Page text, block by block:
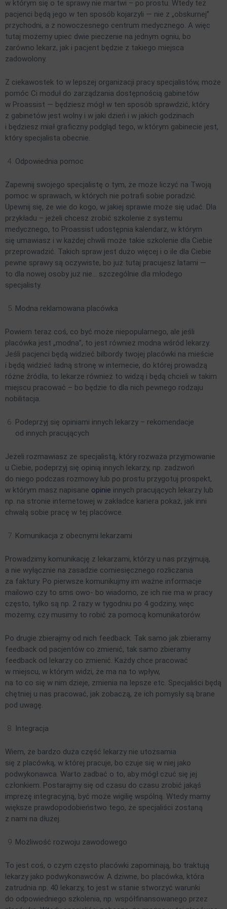
w którym się o te sprawy nie martwi – po prostu. Wtedy też
pacjenci będą jego w ten sposób kojarzyli — nie z „obskurnej”
przychodni, a z nowoczesnego centrum medycznego. A więc
tutaj możemy upiec dwie pieczenie na jednym ogniu, bo
zarówno lekarz, jak i pacjent będzie z takiego miejsca
zadowolony.
Z ciekawostek to w lepszej organizacji pracy specjalistów, może
pomóc Ci moduł do zarządzania dostępnością gabinetów
w Proassist — będziesz mógł w ten sposób sprawdzić, który
z gabinetów jest wolny i w jaki dzień i w jakich godzinach
i będziesz miał graficzny podgląd tego, w którym gabinecie jest,
który specjalista obecnie.
Odpowiednia pomoc
Zapewnij swojego specjalistę o tym, że może liczyć na Twoją
pomoc w sprawach, w których nie potrafi sobie poradzić.
Upewnij się, że wie do kogo, w jakiej sprawie może się udać. Dla
przykładu – jeżeli chcesz zrobić szkolenie z systemu
medycznego, to Proassist udostępnia kalendarz, w którym
się umawiasz i w każdej chwili może takie szkolenie dla Ciebie
przeprowadzić. Takich spraw jest dużo więcej i o ile dla Ciebie
pewne sprawy są oczywiste, bo już tutaj pracujesz latami —
to dla nowej osoby już nie… szczególnie dla młodego
specjalisty.
Modna reklamowana placówka
Powiem teraz coś, co być może niepopularnego, ale jeśli
placówka jest „modna”, to jest również modna wśród lekarzy.
Jeśli pacjenci będą widzieć bilbordy twojej placówki na mieście
i będą widzieć ładną stronę w internecie, do której prowadzą
różne źródła, to lekarze również to widzą i będą chcieli w takim
miejscu pracować – bo będzie to dla nich pewnego rodzaju
nobilitacja.
Podeprzyj się opiniami innych lekarzy – rekomendacje
od innych pracujących
Jeżeli rozmawiasz ze specjalistą, który rozważa przyjmowanie
u Ciebie, podeprzyj się opinią innych lekarzy, np. zadzwoń
do niego podczas rozmowy lub po prostu przygotuj prospekt,
w którym masz napisane opinie innych pracujących lekarzy lub
np. na stronie internetowej w zakładce kariera pokaż, jak inni
chwalą sobie pracę w tej placówce.
Komunikacja z obecnymi lekarzami
Prowadzimy komunikację z lekarzami, którzy u nas przyjmują,
a nie wyłącznie na zasadzie comiesięcznego rozliczania
za faktury. Po pierwsze komunikujmy im ważne informacje
mailowo czy to sms owo- bo wiadomo, ze ich nie ma w pracy
często, tylko są np. 2 razy w tygodniu po 4 godziny, więc
możemy, czy musimy to robić za pomocą komunikatorów.
Po drugie zbierajmy od nich feedback. Tak samo jak zbieramy
feedback od pacjentów co zmienić, tak samo zbieramy
feedback od lekarzy co zmienić. Każdy chce pracować
w miejscu, w którym widzi, że ma na to wpływ,
na to co się w nim dzieje, zmienia na lepsze etc. Specjaliści będą
chętniej u nas pracować, jak zobaczą, że ich pomysły są brane
pod uwagę.
Integracja
Wiem, że bardzo duża część lekarzy nie utożsamia
się z placówką, w której pracuje, bo czuje się w niej jako
podwykonawca. Warto zadbać o to, aby mógł czuć się jej
członkiem. Postarajmy się od czasu do czasu zrobić jakąś
imprezę integracyjną, być może wigilię wspólną. Wtedy mamy
większe prawdopodobieństwo tego, że specjaliści zostaną
z nami na dłużej.
Możliwość rozwoju zawodowego
To jest coś, o czym często placówki zapominają, bo traktują
lekarzy jako podwykonawców. A dziwne, bo placówka, która
zatrudnia np. 40 lekarzy, to jest w stanie stworzyć warunki
do odpowiedniego szkolenia, np. współfinansowanego przez